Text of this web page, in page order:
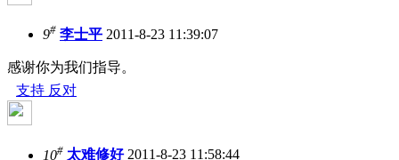
9# 李士平 2011-8-23 11:39:07
感谢你为我们指导。
支持 反对
10# 太难修好2011-8-23 11:58:44